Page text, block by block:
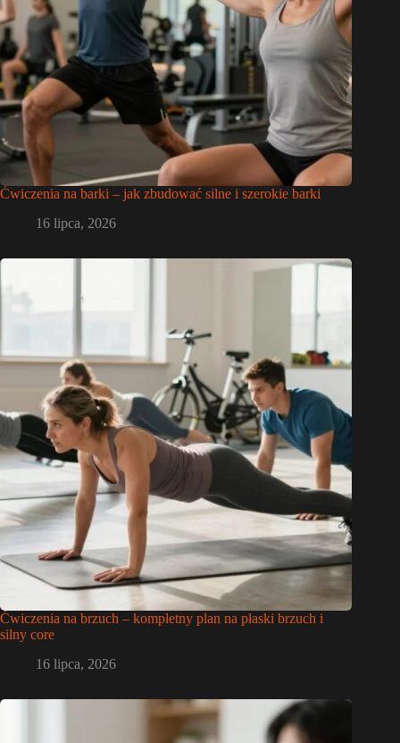
Ćwiczenia na barki – jak zbudować silne i szerokie barki
16 lipca, 2026
Ćwiczenia na brzuch – kompletny plan na płaski brzuch i
silny core
16 lipca, 2026